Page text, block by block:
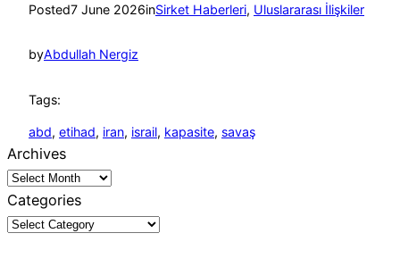
Posted7 June 2026inSirket Haberleri, Uluslararası İlişkiler
byAbdullah Nergiz
Tags:
abd, etihad, iran, israil, kapasite, savaş
Archives
Categories